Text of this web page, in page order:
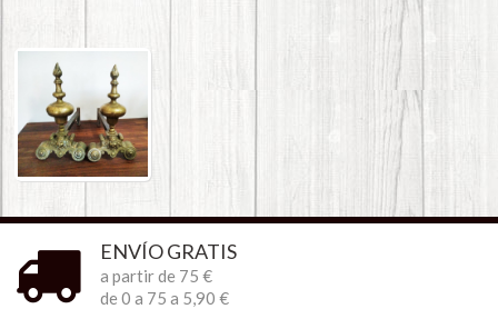
ENVÍO GRATIS
a partir de 75 €
de 0 a 75 a 5,90 €